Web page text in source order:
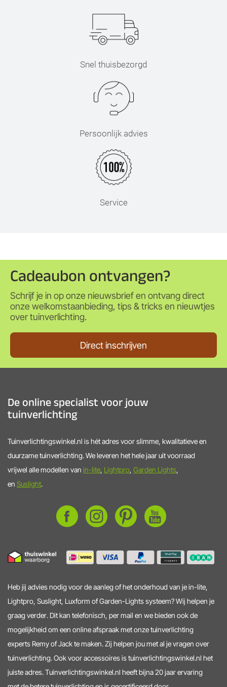
Snel thuisbezorgd
Persoonlijk advies
Service
Cadeaubon ontvangen?
Schrijf je in op onze nieuwsbrief en ontvang direct
onze welkomstaanbieding, tips & tricks en nieuwtjes
over tuinverlichting.
Direct inschrijven
De online specialist voor jouw
tuinverlichting
Tuinverlichtingswinkel.nl is hét adres voor slimme, kwalitatieve en
duurzame tuinverlichting. We leveren het hele jaar uit voorraad
vrijwel alle modellen van in-lite, Lightpro, Garden Lights,
en Suslight.
Heb jij advies nodig voor de aanleg of het onderhoud van je in-lite,
Lightpro, Suslight, Luxform of Garden-Lights systeem? Wij helpen je
graag verder. Dit kan telefonisch, per mail en we bieden ook de
mogelijkheid om een online afspraak met onze tuinverlichting
experts Remy of Jack te maken. Zij helpen jou met al je vragen over
tuinverlichting. Ook voor accessoires is tuinverlichtingswinkel.nl het
juiste adres. Tuinverlichtingswinkel.nl heeft bijna 20 jaar ervaring